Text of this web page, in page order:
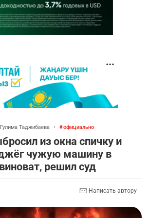
Гулима Таджибаева • официально
из окна спичку и
чужую машину в
решил суд
Написать автору